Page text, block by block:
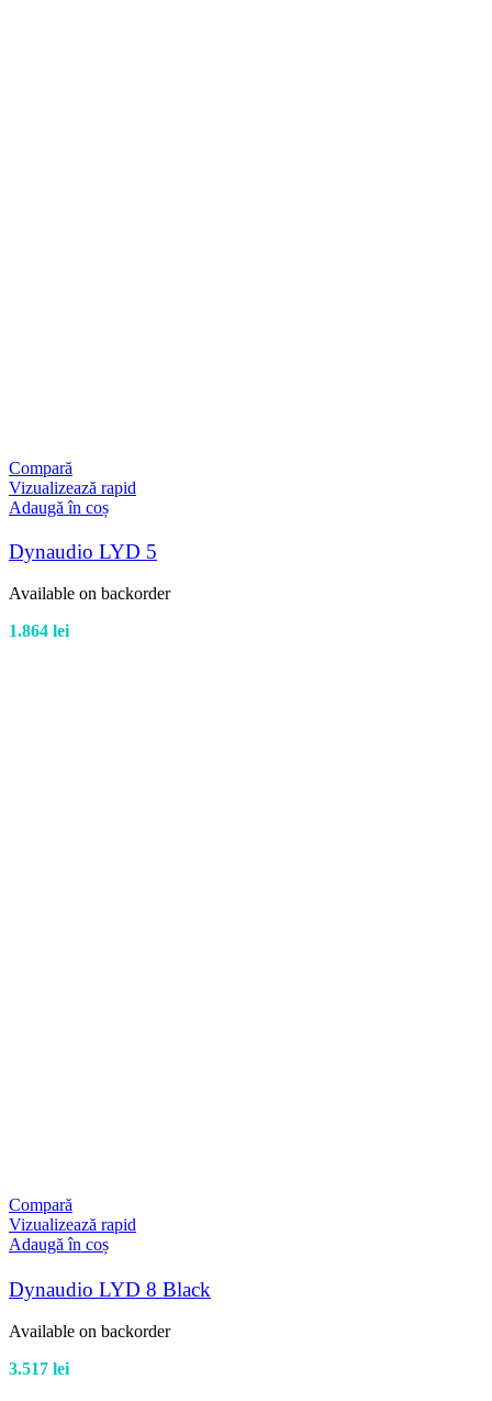
Compară
Vizualizează rapid
Adaugă în coș
Dynaudio LYD 5
Available on backorder
1.864 lei
Compară
Vizualizează rapid
Adaugă în coș
Dynaudio LYD 8 Black
Available on backorder
3.517 lei